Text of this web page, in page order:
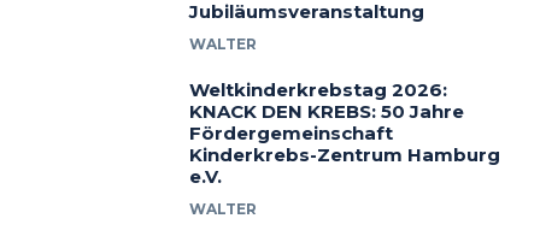
Jubiläumsveranstaltung
WALTER
Weltkinderkrebstag 2026:
KNACK DEN KREBS: 50 Jahre
Fördergemeinschaft
Kinderkrebs-Zentrum Hamburg
e.V.
WALTER